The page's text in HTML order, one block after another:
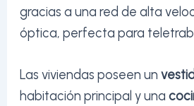
gracias a una red de alta
óptica, perfecta para
Las viviendas poseen un
habitación principal y una